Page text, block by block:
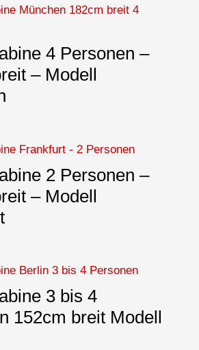
4 Personen –
– Modell
2 Personen –
– Modell
3 bis 4
152cm breit Modell